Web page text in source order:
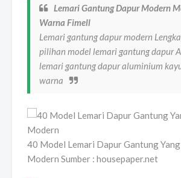
Lemari Gantung Dapur Modern
Warna Fimell
Lemari gantung dapur modern
pilihan model lemari gantung dapur
lemari gantung dapur aluminium
warna
40 Model Lemari Dapur Gantung
Modern Sumber : housepaper.net